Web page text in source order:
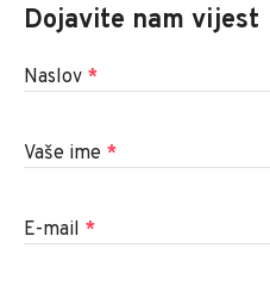
Dojavite nam vijest
Naslov *
Vaše ime *
E-mail *